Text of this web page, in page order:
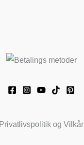
Privatlivspolitik og Vilkår